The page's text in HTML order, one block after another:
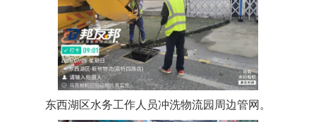
东西湖区水务工作人员冲洗物流园周边管网。